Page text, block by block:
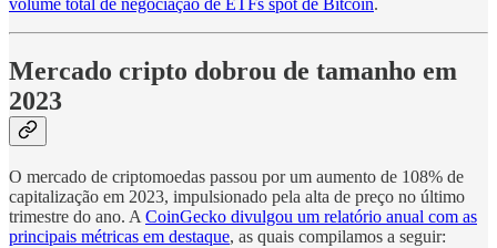
Mercado cripto dobrou de tamanho em
2023
O mercado de criptomoedas passou por um aumento de 108% de
capitalização em 2023, impulsionado pela alta de preço no último
trimestre do ano. ACoinGecko divulgou um relatório anual com as
principais métricas em destaque, as quais compilamos a seguir: